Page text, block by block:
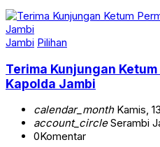
Jambi Pilihan
Terima Kunjungan
Kapolda Jambi
calendar_monthKamis,
account_circleSerambi
0Komentar